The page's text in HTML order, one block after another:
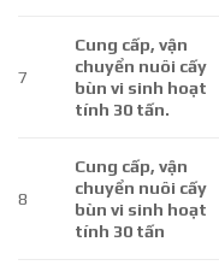
7
Cung cấp, vận
chuyển nuôi cấy
bùn vi sinh hoạt
tính 30 tấn.
8
Cung cấp, vận
chuyển nuôi cấy
bùn vi sinh hoạt
tính 30 tấn